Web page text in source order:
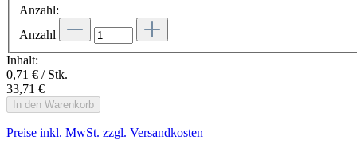
Anzahl:
Anzahl
Inhalt:
0,71 € / Stk.
33,71 €
In den Warenkorb
Preise inkl. MwSt. zzgl. Versandkosten